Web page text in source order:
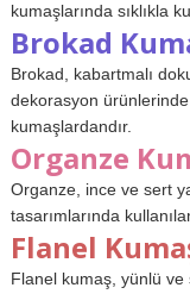
kumaşlarında sıklıkla
Brokad
Brokad, kabartmalı
dekorasyon
kumaşlardandır.
Organze
Organze, ince ve sert
tasarımlarında
Flanel
Flanel kumaş, yünlü ve